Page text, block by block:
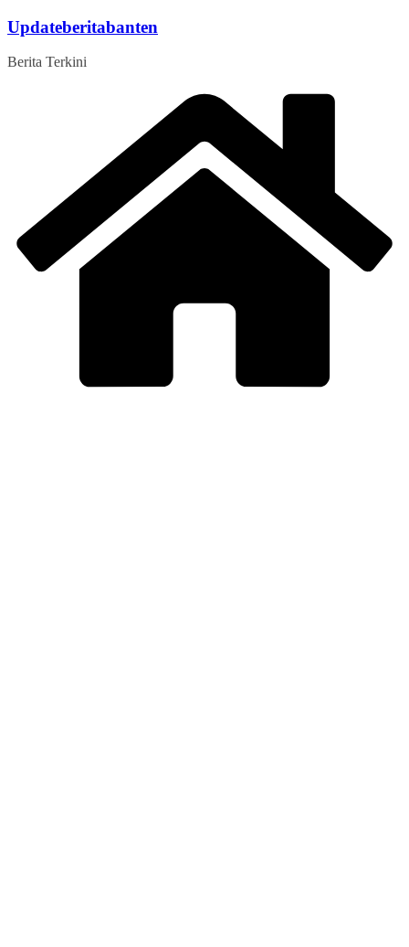
Skip
content
Updateberitabanten
Berita Terkini